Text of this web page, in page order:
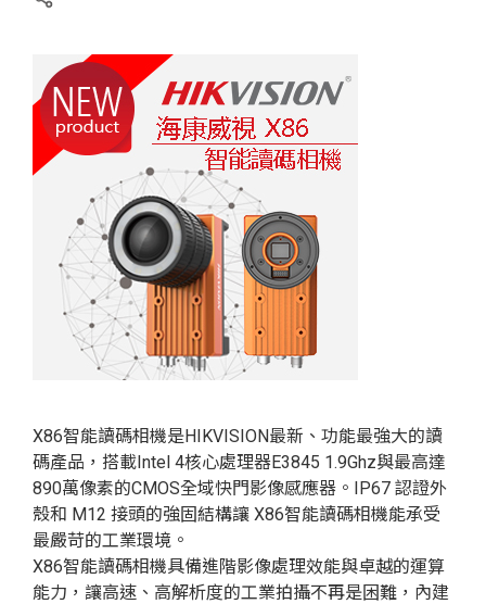
X86智能讀碼相機是HIKVISION最新、功能最強大的讀
碼產品，搭載Intel 4核心處理器E3845 1.9Ghz與最高達
890萬像素的CMOS全域快門影像感應器。IP67 認證外
殼和 M12 接頭的強固結構讓 X86智能讀碼相機能承受
最嚴苛的工業環境。
X86智能讀碼相機具備進階影像處理效能與卓越的運算
能力，讓高速、高解析度的工業拍攝不再是困難，內建